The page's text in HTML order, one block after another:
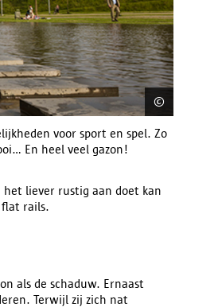
©
voor sport en spel. Zo
En heel veel gazon!
het liever rustig aan doet kan
flat rails.
als de schaduw. Ernaast
Terwijl zij zich nat